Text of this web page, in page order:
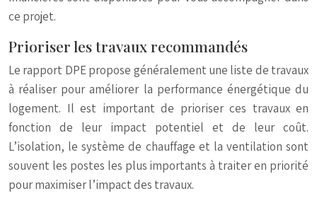
ce projet.
Prioriser les travaux recommandés
Le rapport DPE propose généralement une liste de travaux
à réaliser pour améliorer la performance énergétique du
logement. Il est important de prioriser ces travaux en
fonction de leur impact potentiel et de leur coût.
L’isolation, le système de chauffage et la ventilation sont
souvent les postes les plus importants à traiter en priorité
pour maximiser l’impact des travaux.